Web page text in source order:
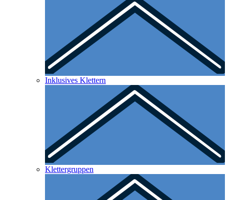
Inklusives Klettern
Klettergruppen